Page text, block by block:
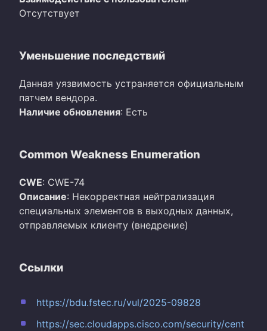
Отсутствует
Уменьшение последствий
Данная уязвимость устраняется официальным
патчем вендора.
Наличие обновления: Есть
Common Weakness Enumeration
CWE: CWE-74
Описание: Некорректная нейтрализация
специальных элементов в выходных данных,
отправляемых клиенту (внедрение)
Ссылки
https://bdu.fstec.ru/vul/2025-09828
https://sec.cloudapps.cisco.com/security/cent